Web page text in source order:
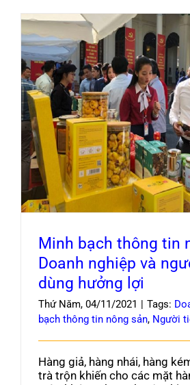
Minh bạch thông tin nông
và người tiêu dùng
Minh bạch thông tin
Doanh nghiệp và
dùng hưởng lợi
Thứ Năm, 04/11/2021 | Tags:
bạch thông tin nông sản, Người
Hàng giả, hàng nhái, hàng
trà trộn khiến cho các mặt